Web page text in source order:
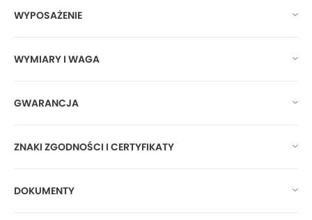
WYPOSAŻENIE
WYMIARY I WAGA
GWARANCJA
ZNAKI ZGODNOŚCI I CERTYFIKATY
DOKUMENTY